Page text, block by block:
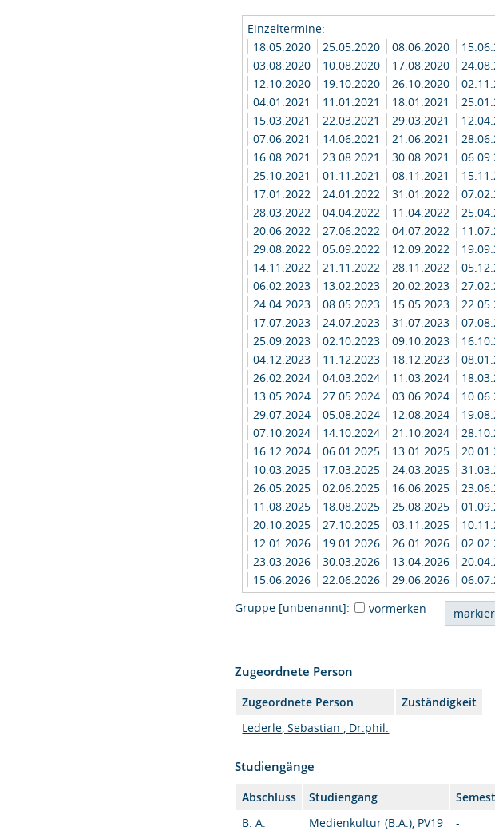
Einzeltermine:
18.05.2020
25.05.2020 08.06.2020
03.08.2020
10.08.2020 17.08.2020
12.10.2020
19.10.2020 26.10.2020
04.01.2021
11.01.2021 18.01.2021
15.03.2021
22.03.2021 29.03.2021
07.06.2021
14.06.2021 21.06.2021
16.08.2021
23.08.2021 30.08.2021
25.10.2021
01.11.2021 08.11.2021
17.01.2022
24.01.2022 31.01.2022
28.03.2022
04.04.2022 11.04.2022
20.06.2022
27.06.2022 04.07.2022
29.08.2022
05.09.2022 12.09.2022
14.11.2022
21.11.2022 28.11.2022
06.02.2023
13.02.2023 20.02.2023
24.04.2023
08.05.2023 15.05.2023
17.07.2023
24.07.2023 31.07.2023
25.09.2023
02.10.2023 09.10.2023
04.12.2023
11.12.2023 18.12.2023
26.02.2024
04.03.2024 11.03.2024
13.05.2024
27.05.2024 03.06.2024
29.07.2024
05.08.2024 12.08.2024
07.10.2024
14.10.2024 21.10.2024
16.12.2024
06.01.2025 13.01.2025
10.03.2025
17.03.2025 24.03.2025
26.05.2025
02.06.2025 16.06.2025
11.08.2025
18.08.2025 25.08.2025
20.10.2025
27.10.2025 03.11.2025
12.01.2026
19.01.2026 26.01.2026
23.03.2026
30.03.2026 13.04.2026
15.06.2026
22.06.2026 29.06.2026
Gruppe [unbenannt]:
vormerken
Zugeordnete Person
Zugeordnete Person
Zuständigkeit
Lederle, Sebastian , Dr.phil.
Studiengänge
Abschluss Studiengang
B. A.
Medienkultur (B.A.), PV19 -